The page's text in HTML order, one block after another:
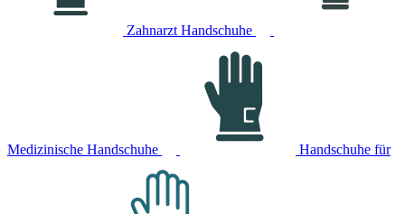
Zahnarzt Handschuhe
Medizinische Handschuhe Handschuhe für